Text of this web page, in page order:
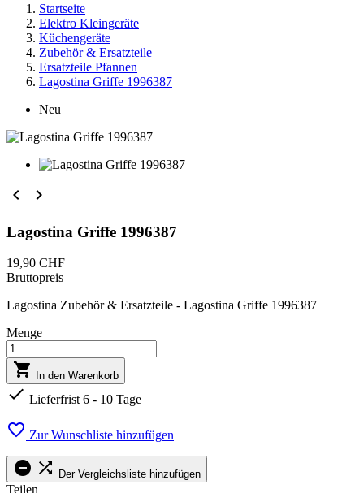
Startseite
Elektro Kleingeräte
Küchengeräte
Zubehör & Ersatzteile
Ersatzteile Pfannen
Lagostina Griffe 1996387
Neu
 
Lagostina Griffe 1996387
19,90 CHF
Bruttopreis
Lagostina Zubehör & Ersatzteile - Lagostina Griffe 1996387
Menge
 In den Warenkorb
 Lieferfrist 6 - 10 Tage
 Zur Wunschliste hinzufügen
  Der Vergleichsliste hinzufügen
Teilen